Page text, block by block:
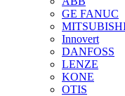
GE FANUC
Innovert
DANFOSS
LENZE
KONE
OTIS